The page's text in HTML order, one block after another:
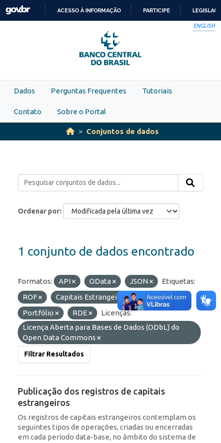
Skip to main content
PARA
O
CONTEÚDO
ACESSO À INFORMAÇÃO PARTICIPE
ENGLISH
Dados Perguntas Frequentes Tutoriais
Contato Sobre o Portal
Conjuntos de dados
Ordenar por
1 conjunto de dados encontrado
Formatos: API OData JSON
Etiquetas:
ROF
Capitais Estrangeiros
IED
Portfólio
RDE
Licenças:
Licença Aberta para Bases de Dados (ODbL) do
Open Data Commons
Filtrar Resultados
Publicação dos registros de capitais
estrangeiros
Os registros de capitais estrangeiros contemplam os
seguintes tipos de operações, criadas ou encerradas
em cada período data-base, no âmbito do sistema de